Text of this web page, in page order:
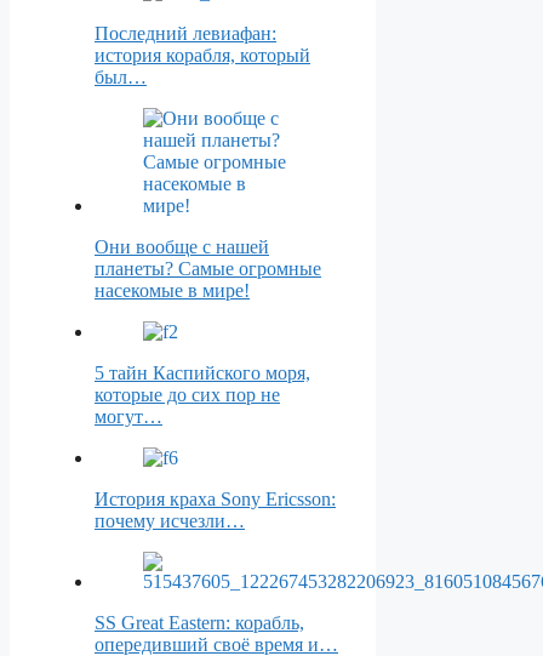
Последний левиафан:
история корабля, который
был…
Они вообще с нашей
планеты? Самые огромные
насекомые в мире!
5 тайн Каспийского моря,
которые до сих пор не
могут…
История краха Sony Ericsson:
почему исчезли…
SS Great Eastern: корабль,
опередивший своё время и…